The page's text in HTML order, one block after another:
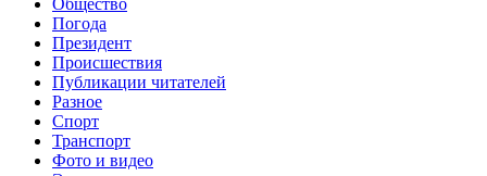
Погода
Президент
Происшествия
Публикации читателей
Разное
Спорт
Транспорт
Фото и видео